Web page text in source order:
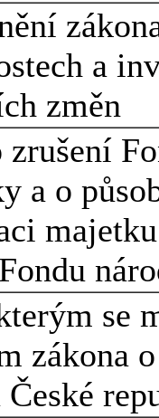
a
změn
zrušení
a o
se
zákona